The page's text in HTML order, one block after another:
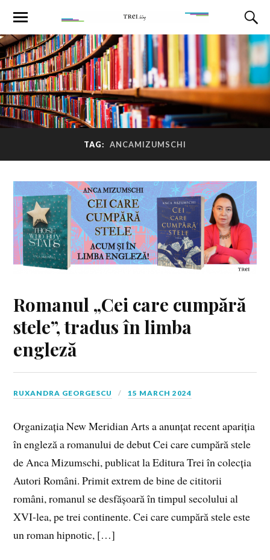
TAG: ANCAMIZUMSCHI
Romanul „Cei care cumpără
stele”, tradus în limba
engleză
RUXANDRA GEORGESCU 15 MARCH 2024
Organizația New Meridian Arts a anunțat recent apariția
în engleză a romanului de debut Cei care cumpără stele
de Anca Mizumschi, publicat la Editura Trei în colecția
Autori Români. Primit extrem de bine de cititorii
români, romanul se desfășoară în timpul secolului al
XVI-lea, pe trei continente. Cei care cumpără stele este
un roman hipnotic, […]